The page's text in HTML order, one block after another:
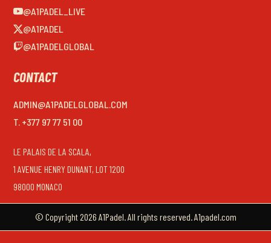
@A1PADEL_LIVE
@A1PADEL
@A1PADELGLOBAL
CONTACT
ADMIN@A1PADELGLOBAL.COM
T. +377 97 77 51 00
LE PALAIS DE LA SCALA,
1 AVENUE HENRY DUNANT, LOT 1200
98000 MONACO
© Copyright 2026 A1Padel. All rights reserved. A1padel.com